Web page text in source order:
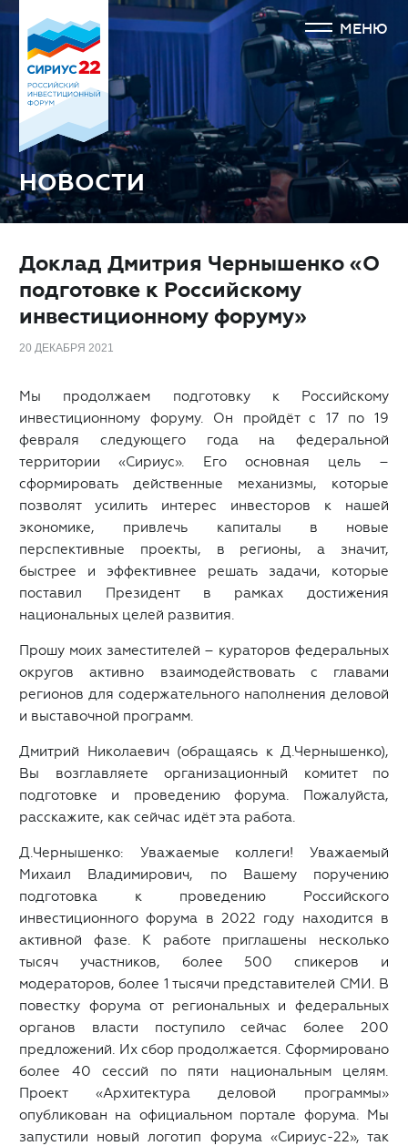
МЕНЮ
НОВОСТИ
Доклад Дмитрия Чернышенко «О
подготовке к Российскому
инвестиционному форуму»
20 ДЕКАБРЯ 2021
Мы продолжаем подготовку к Российскому
инвестиционному форуму. Он пройдёт с 17 по 19
февраля следующего года на федеральной
территории «Сириус». Его основная цель –
сформировать действенные механизмы, которые
позволят усилить интерес инвесторов к нашей
экономике, привлечь капиталы в новые
перспективные проекты, в регионы, а значит,
быстрее и эффективнее решать задачи, которые
поставил Президент в рамках достижения
национальных целей развития.
Прошу моих заместителей – кураторов федеральных
округов активно взаимодействовать с главами
регионов для содержательного наполнения деловой
и выставочной программ.
Дмитрий Николаевич (обращаясь к Д.Чернышенко),
Вы возглавляете организационный комитет по
подготовке и проведению форума. Пожалуйста,
расскажите, как сейчас идёт эта работа.
Д.Чернышенко: Уважаемые коллеги! Уважаемый
Михаил Владимирович, по Вашему поручению
подготовка к проведению Российского
инвестиционного форума в 2022 году находится в
активной фазе. К работе приглашены несколько
тысяч участников, более 500 спикеров и
модераторов, более 1 тысячи представителей СМИ. В
повестку форума от региональных и федеральных
органов власти поступило сейчас более 200
предложений. Их сбор продолжается. Сформировано
более 40 сессий по пяти национальным целям.
Проект «Архитектура деловой программы»
опубликован на официальном портале форума. Мы
запустили новый логотип форума «Сириус-22», так